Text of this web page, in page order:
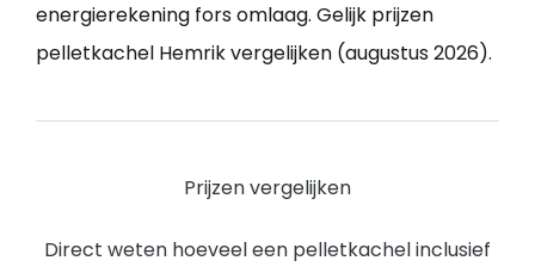
energierekening fors omlaag. Gelijk prijzen
pelletkachel Hemrik vergelijken (augustus 2026).
Prijzen vergelijken
Direct weten hoeveel een pelletkachel inclusief